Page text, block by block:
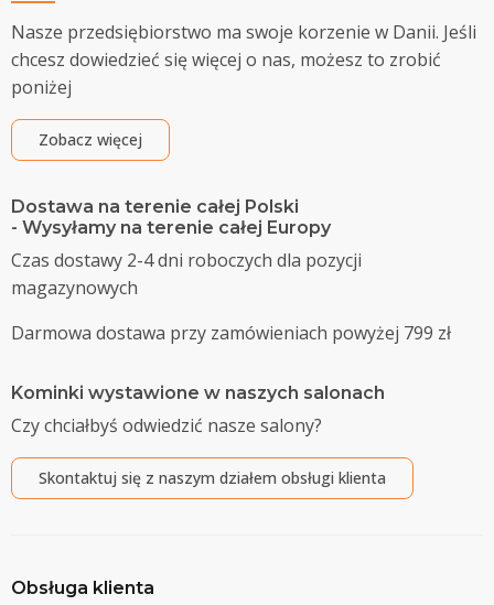
Nasze przedsiębiorstwo ma swoje korzenie w Danii. Jeśli
chcesz dowiedzieć się więcej o nas, możesz to zrobić
poniżej
Zobacz więcej
Dostawa na terenie całej Polski
- Wysyłamy na terenie całej Europy
Czas dostawy 2-4 dni roboczych dla pozycji
magazynowych
Darmowa dostawa przy zamówieniach powyżej 799 zł
Kominki wystawione w naszych salonach
Czy chciałbyś odwiedzić nasze salony?
Skontaktuj się z naszym działem obsługi klienta
Obsługa klienta